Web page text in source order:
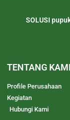
SOLUSI
TENTANG KAMI
Profile Perusahaan
Kegiatan
Hubungi Kami